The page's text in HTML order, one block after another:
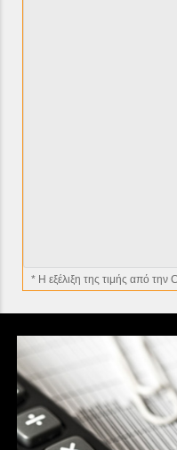
* H εξέλιξη της τιμής από την